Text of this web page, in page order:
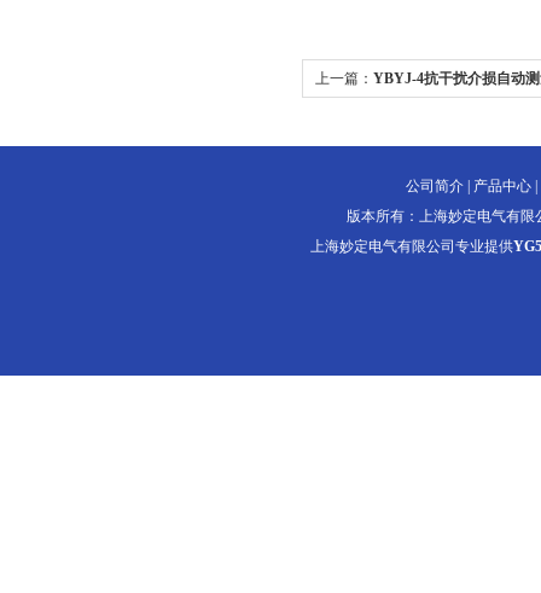
上一篇： YBYJ-4抗干扰介损自动
公司简介 产品中心
版本所有：上海妙定电气有
上海妙定电气有限公司专业提供